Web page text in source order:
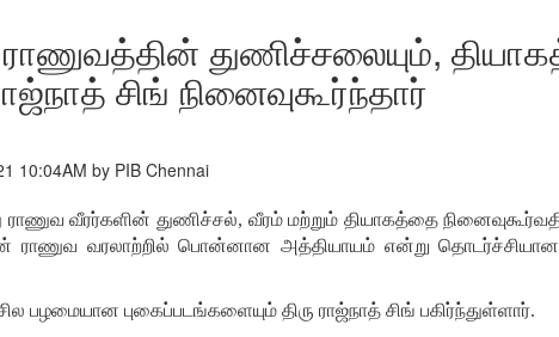
துணிச்சலையும்,
சிங் நினைவுகூர்ந்தார்
10:04AM by PIB Chennai
வீரர்களின் துணிச்சல், வீரம் மற்றும் தியாகத்தை
ராணுவ வரலாற்றில் பொன்னான அத்தியாயம் என்று தொடர்ச்சியான
பழமையான புகைப்படங்களையும் திரு ராஜ்நாத் சிங் பகிர்ந்துள்ளார்.